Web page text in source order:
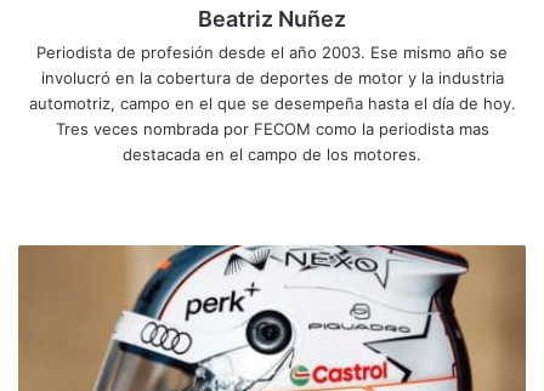
Beatriz Nuñez
Periodista de profesión desde el año 2003. Ese mismo año se
involucró en la cobertura de deportes de motor y la industria
automotriz, campo en el que se desempeña hasta el día de hoy.
Tres veces nombrada por FECOM como la periodista mas
destacada en el campo de los motores.